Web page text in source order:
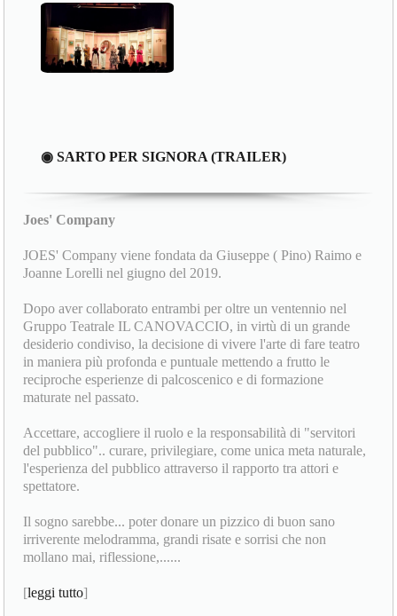
◉ SARTO PER SIGNORA (TRAILER)
Joes' Company
JOES' Company viene fondata da Giuseppe ( Pino) Raimo e
Joanne Lorelli nel giugno del 2019.
Dopo aver collaborato entrambi per oltre un ventennio nel
Gruppo Teatrale IL CANOVACCIO, in virtù di un grande
desiderio condiviso, la decisione di vivere l'arte di fare teatro
in maniera più profonda e puntuale mettendo a frutto le
reciproche esperienze di palcoscenico e di formazione
maturate nel passato.
Accettare, accogliere il ruolo e la responsabilità di "servitori
del pubblico".. curare, privilegiare, come unica meta naturale,
l'esperienza del pubblico attraverso il rapporto tra attori e
spettatore.
Il sogno sarebbe... poter donare un pizzico di buon sano
irriverente melodramma, grandi risate e sorrisi che non
mollano mai, riflessione,......
[leggi tutto]